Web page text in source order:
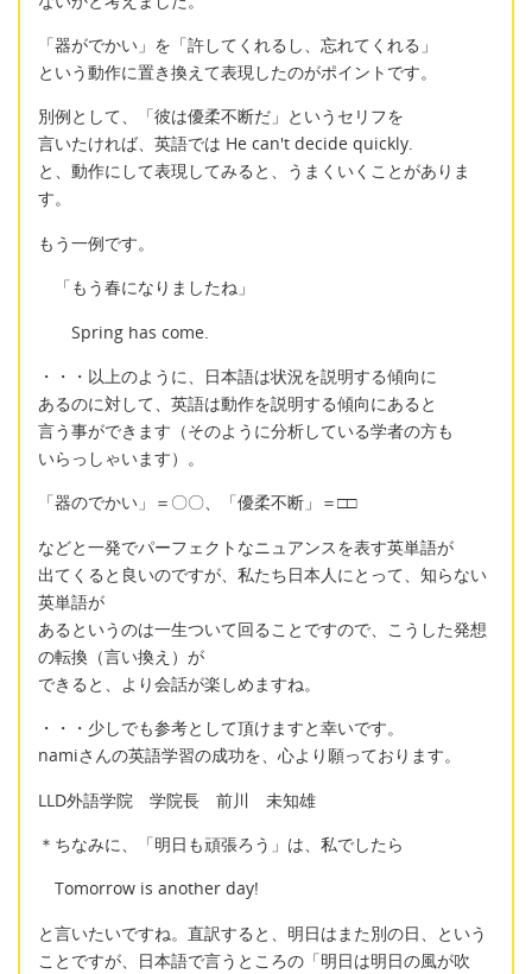
「器がでかい」を「許してくれるし、忘れてくれる」
という動作に置き換えて表現したのがポイントです。
別例として、「彼は優柔不断だ」というセリフを
言いたければ、英語では He can't decide quickly.
と、動作にして表現してみると、うまくいくことがありま
す。
もう一例です。
「もう春になりましたね」
Spring has come.
・・・以上のように、日本語は状況を説明する傾向に
あるのに対して、英語は動作を説明する傾向にあると
言う事ができます（そのように分析している学者の方も
いらっしゃいます）。
「器のでかい」＝〇〇、「優柔不断」＝□□
などと一発でパーフェクトなニュアンスを表す英単語が
出てくると良いのですが、私たち日本人にとって、知らない
英単語が
あるというのは一生ついて回ることですので、こうした発想
の転換（言い換え）が
できると、より会話が楽しめますね。
・・・少しでも参考として頂けますと幸いです。
namiさんの英語学習の成功を、心より願っております。
LLD外語学院 学院長 前川 未知雄
＊ちなみに、「明日も頑張ろう」は、私でしたら
Tomorrow is another day!
と言いたいですね。直訳すると、明日はまた別の日、という
ことですが、日本語で言うところの「明日は明日の風が吹